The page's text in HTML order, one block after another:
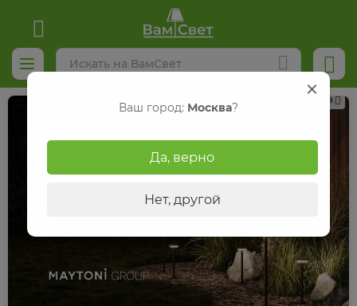
Реклама
Ваш город: Москва?
Да, верно
Нет, другой